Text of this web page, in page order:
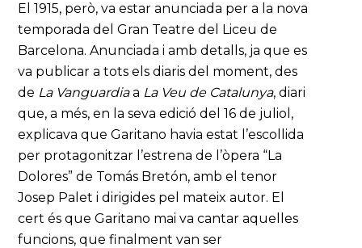
El 1915, però, va estar anunciada per a la nova
temporada del Gran Teatre del Liceu de
Barcelona. Anunciada i amb detalls, ja que es
va publicar a tots els diaris del moment, des
de La Vanguardiaa La Veu de Catalunya, diari
que, a més, en la seva edició del 16 de juliol,
explicava que Garitano havia estat l’escollida
per protagonitzar l’estrena de l’òpera “La
Dolores” de Tomás Bretón, amb el tenor
Josep Palet i dirigides pel mateix autor. El
cert és que Garitano mai va cantar aquelles
funcions, que finalment van ser